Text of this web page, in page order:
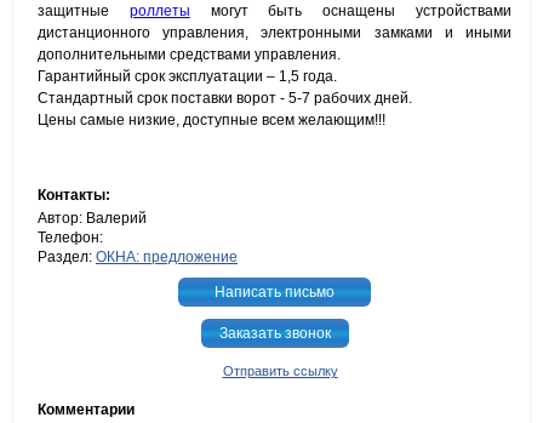
защитные роллеты могут быть оснащены устройствами
дистанционного управления, электронными замками и иными
дополнительными средствами управления.
Гарантийный срок эксплуатации – 1,5 года.
Стандартный срок поставки ворот - 5-7 рабочих дней.
Цены самые низкие, доступные всем желающим!!!
Контакты:
Автор: Валерий
Телефон:
Раздел: ОКНА: предложение
Написать письмо
Заказать звонок
Отправить ссылку
Комментарии